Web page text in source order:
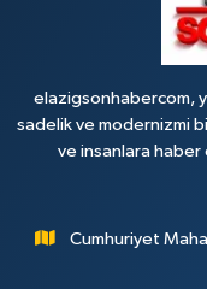
elazigsonhabercom,
sadelik ve modernizmi
ve insanlara haber
Cumhuriyet